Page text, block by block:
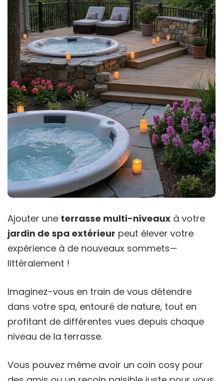
Ajouter une terrasse multi-niveaux à votre
jardin de spa extérieur peut élever votre
expérience à de nouveaux sommets—
littéralement !
Imaginez-vous en train de vous détendre
dans votre spa, entouré de nature, tout en
profitant de différentes vues depuis chaque
niveau de la terrasse.
Vous pouvez même avoir un coin cosy pour